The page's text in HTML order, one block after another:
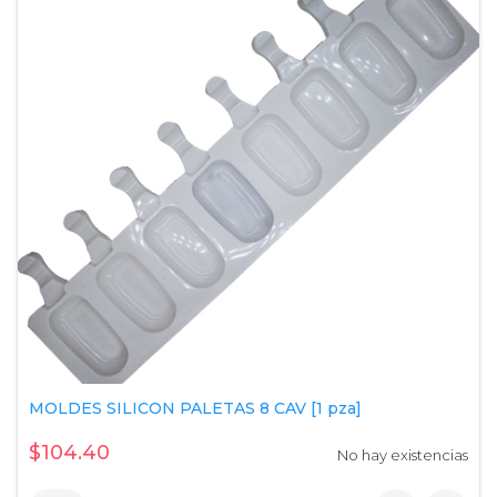
MOLDES SILICON PALETAS 8 CAV [1 pza]
$104.40 No hay existencias